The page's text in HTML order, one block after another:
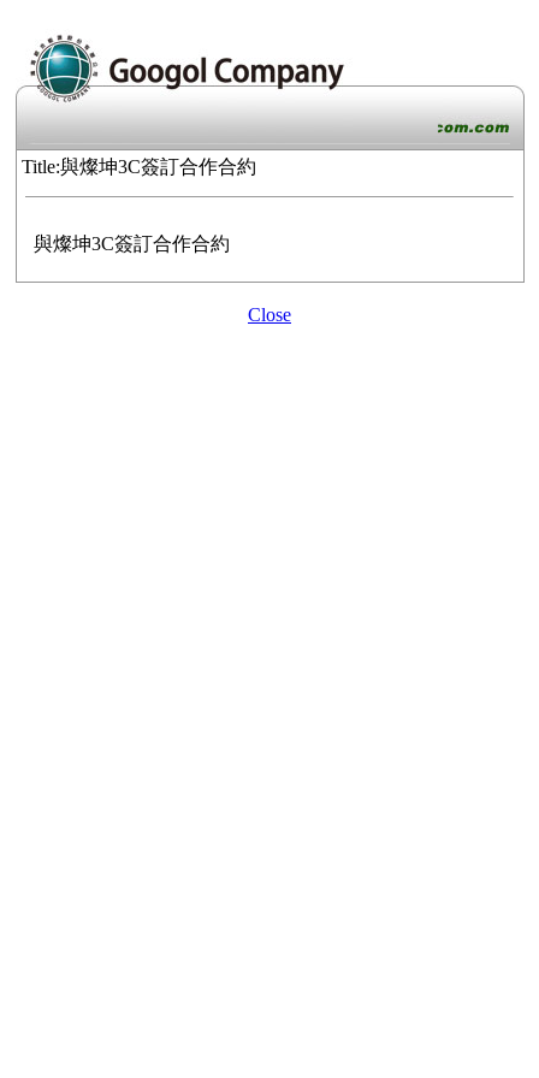
Title:與燦坤3C簽訂合作合約
與燦坤3C簽訂合作合約
Close